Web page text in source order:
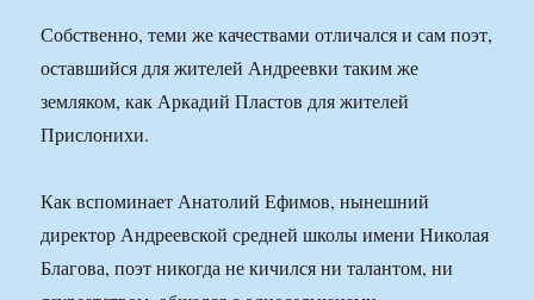
Собственно, теми же качествами отличался и сам поэт,
оставшийся для жителей Андреевки таким же
земляком, как Аркадий Пластов для жителей
Прислонихи.
Как вспоминает Анатолий Ефимов, нынешний
директор Андреевской средней школы имени Николая
Благова, поэт никогда не кичился ни талантом, ни